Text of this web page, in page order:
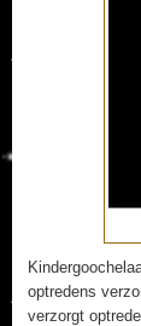
optredens
verzorgt